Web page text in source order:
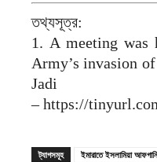
তথ্যসূত্র:
1. A meeting was
Army’s invasion
Jadi
– https://
ট্যাগসমূহ ইমারাতে ইসলামিয়া